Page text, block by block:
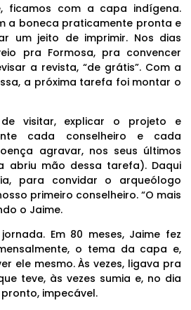
ficamos com a capa indígena.
a boneca praticamente pronta e
um jeito de imprimir. Nos dias
pra Formosa, pra convencer
a revista, “de grátis”. Com a
a próxima tarefa foi montar o
visitar, explicar o projeto e
cada conselheiro e cada
agravar, nos seus últimos
abriu mão dessa tarefa). Daqui
para convidar o arqueólogo
primeiro conselheiro. “O mais
o Jaime.
Em 80 meses, Jaime fez
o tema da capa e,
ele mesmo. Às vezes, ligava pra
teve, às vezes sumia e, no dia
impecável.